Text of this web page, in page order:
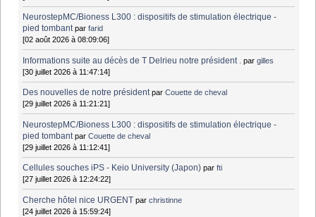
NeurostepMC/Bioness L300 : dispositifs de stimulation électrique -
pied tombant parfarid
[02 août 2026 à 08:09:06]
Informations suite au décès de T Delrieu notre président . pargilles
[30 juillet 2026 à 11:47:14]
Des nouvelles de notre président parCouette de cheval
[29 juillet 2026 à 11:21:21]
NeurostepMC/Bioness L300 : dispositifs de stimulation électrique -
pied tombant parCouette de cheval
[29 juillet 2026 à 11:12:41]
Cellules souches iPS - Keio University (Japon) parfti
[27 juillet 2026 à 12:24:22]
Cherche hôtel nice URGENT parchristinne
[24 juillet 2026 à 15:59:24]